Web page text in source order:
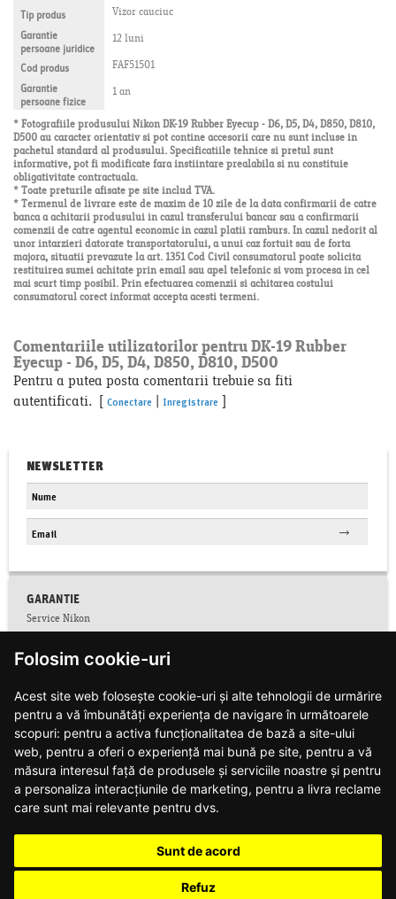
Folosim cookie-uri
Acest site web folosește cookie-uri și alte tehnologii de urmărire
pentru a vă îmbunătăți experiența de navigare în următoarele
scopuri: pentru a activa funcționalitatea de bază a site-ului
web, pentru a oferi o experiență mai bună pe site, pentru a vă
măsura interesul față de produsele și serviciile noastre și pentru
a personaliza interacțiunile de marketing, pentru a livra reclame
care sunt mai relevante pentru dvs.
Sunt de acord
Refuz
Tip produs Vizor cauciuc
Garantie
persoane juridice 12 luni
Cod produs FAF51501
Garantie
persoane fizice
1 an
* Fotografiile produsului Nikon DK-19 Rubber Eyecup - D6, D5, D4, D850, D810,
D500 au caracter orientativ si pot contine accesorii care nu sunt incluse in
pachetul standard al produsului. Specificatiile tehnice si pretul sunt
informative, pot fi modificate fara instiintare prealabila si nu constituie
obligativitate contractuala.
* Toate preturile afisate pe site includ TVA.
* Termenul de livrare este de maxim de 10 zile de la data confirmarii de catre
banca a achitarii produsului in cazul transferului bancar sau a confirmarii
comenzii de catre agentul economic in cazul platii ramburs. In cazul nedorit al
unor intarzieri datorate transportatorului, a unui caz fortuit sau de forta
majora, situatii prevazute la art. 1351 Cod Civil consumatorul poate solicita
restituirea sumei achitate prin email sau apel telefonic si vom procesa in cel
mai scurt timp posibil. Prin efectuarea comenzii si achitarea costului
consumatorul corect informat accepta acesti termeni.
Comentariile utilizatorilor pentru DK-19 Rubber
Eyecup - D6, D5, D4, D850, D810, D500
Pentru a putea posta comentarii trebuie sa fiti
autentificati. [ Conectare | Inregistrare ]
NEWSLETTER
GARANTIE
Service Nikon
Conditii service Nikon
Facebook
Conditii de garantie
Contact
Informatii siguranta produse
Modalitati de plata si livrare
Notificari web push
Politica de confidentialitate
Politica de utilizare cookie-uri
Regulament campanie Nikon
Regulament campanie Nikon Z8
Regulament campanie obiective Z
Retur produse (dreptul de retragere)